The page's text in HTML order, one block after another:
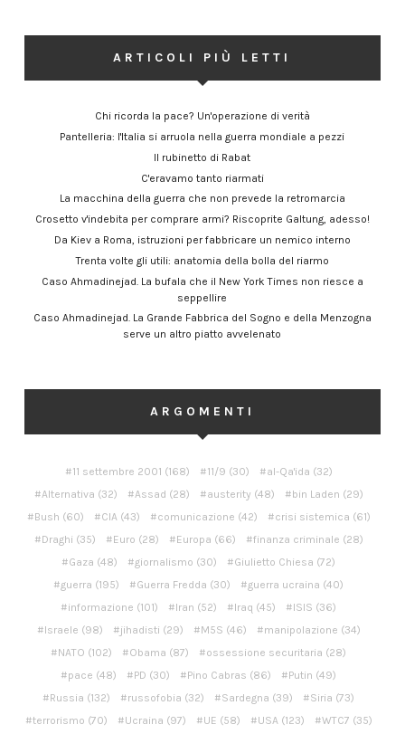
ARTICOLI PIÙ LETTI
Chi ricorda la pace? Un'operazione di verità
Pantelleria: l'Italia si arruola nella guerra mondiale a pezzi
Il rubinetto di Rabat
C'eravamo tanto riarmati
La macchina della guerra che non prevede la retromarcia
Crosetto v'indebita per comprare armi? Riscoprite Galtung, adesso!
Da Kiev a Roma, istruzioni per fabbricare un nemico interno
Trenta volte gli utili: anatomia della bolla del riarmo
Caso Ahmadinejad. La bufala che il New York Times non riesce a
seppellire
Caso Ahmadinejad. La Grande Fabbrica del Sogno e della Menzogna
serve un altro piatto avvelenato
ARGOMENTI
11 settembre 2001 (168) 11/9 (30) al-Qa'ida (32)
Alternativa (32) Assad (28) austerity (48) bin Laden (29)
Bush (60) CIA(43) comunicazione (42) crisi sistemica (61)
Draghi (35) Euro (28) Europa (66) finanza criminale (28)
Gaza (48) giornalismo (30) Giulietto Chiesa (72)
guerra (195) Guerra Fredda (30) guerra ucraina (40)
informazione (101) Iran (52) Iraq (45) ISIS (36)
Israele (98) jihadisti (29) M5S (46) manipolazione (34)
NATO (102) Obama (87) ossessione securitaria (28)
pace (48) PD (30) Pino Cabras (86) Putin (49)
Russia (132) russofobia (32) Sardegna (39) Siria (73)
terrorismo (70) Ucraina (97) UE (58) USA(123) WTC7 (35)